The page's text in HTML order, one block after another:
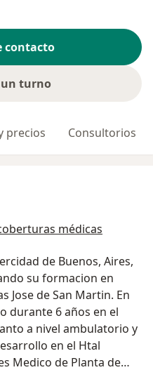
contacto
turno
precios Consultorios
médicas
de Buenos, Aires,
su formacion en
Jose de San Martin. En
durante 6 años en el
a nivel ambulatorio y
en el Htal
Medico de Planta de